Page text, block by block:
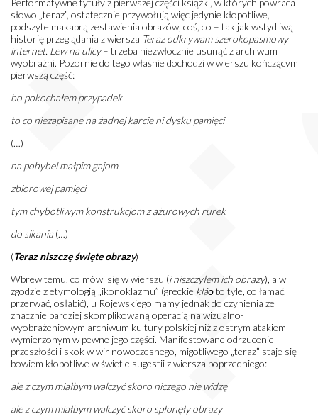
słowo „teraz”, ostatecznie przywołują więc jedynie kłopotliwe,
podszyte makabrą zestawienia obrazów, coś, co – tak jak wstydliwą
historię przeglądania z wiersza Teraz odkrywam szerokopasmowy
internet. Lew na ulicy– trzeba niezwłocznie usunąć z archiwum
wyobraźni. Pozornie do tego właśnie dochodzi w wierszu kończącym
pierwszą część:
bo pokochałem przypadek
to co niezapisane na żadnej karcie ni dysku pamięci
(…)
na pohybel małpim gajom
zbiorowej pamięci
tym chybotliwym konstrukcjom z ażurowych rurek
do sikania (…)
(Teraz niszczę święte obrazy)
Wbrew temu, co mówi się w wierszu (i niszczyłem ich obrazy), a w
zgodzie z etymologią „ikonoklazmu” (greckie kláōto tyle, co łamać,
przerwać, osłabić), u Rojewskiego mamy jednak do czynienia ze
znacznie bardziej skomplikowaną operacją na wizualno-
wyobrażeniowym archiwum kultury polskiej niż z ostrym atakiem
wymierzonym w pewne jego części. Manifestowane odrzucenie
przeszłości i skok w wir nowoczesnego, migotliwego „teraz” staje się
bowiem kłopotliwe w świetle sugestii z wiersza poprzedniego:
ale z czym miałbym walczyć skoro niczego nie widzę
ale z czym miałbym walczyć skoro spłonęły obrazy